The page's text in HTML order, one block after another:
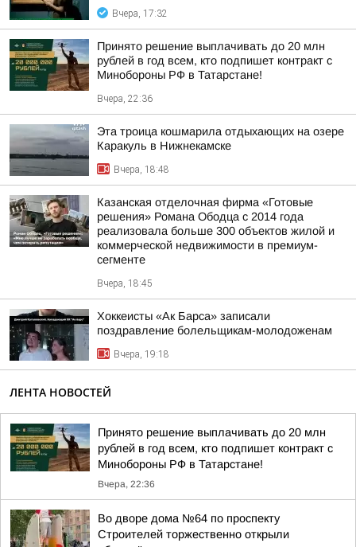
Вчера, 17:32
Принято решение выплачивать до 20 млн
рублей в год всем, кто подпишет контракт с
Минобороны РФ в Татарстане!
Вчера, 22:36
Эта троица кошмарила отдыхающих на озере
Каракуль в Нижнекамске
Вчера, 18:48
Казанская отделочная фирма «Готовые
решения» Романа Ободца с 2014 года
реализовала больше 300 объектов жилой и
коммерческой недвижимости в премиум-
сегменте
Вчера, 18:45
Хоккеисты «Ак Барса» записали
поздравление болельщикам-молодоженам
Вчера, 19:18
ЛЕНТА НОВОСТЕЙ
Принято решение выплачивать до 20 млн
рублей в год всем, кто подпишет контракт с
Минобороны РФ в Татарстане!
Вчера, 22:36
Во дворе дома №64 по проспекту
Строителей торжественно открыли